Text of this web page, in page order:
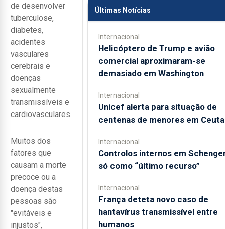
de desenvolver
tuberculose,
diabetes,
acidentes
vasculares
cerebrais e
doenças
sexualmente
transmissíveis e
cardiovasculares.
Muitos dos
fatores que
causam a morte
precoce ou a
doença destas
pessoas são
"evitáveis e
injustos",
Últimas Notícias
Internacional
Helicóptero de Trump e avião
comercial aproximaram-se
demasiado em Washington
Internacional
Unicef alerta para situação de
centenas de menores em Ceuta
Internacional
Controlos internos em
só como “último recurso”
Internacional
França deteta novo caso de
hantavírus transmissível entre
humanos